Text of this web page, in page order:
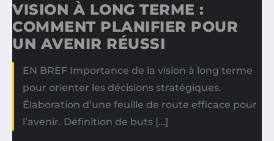
VISION À LONG TERME :
COMMENT PLANIFIER POUR
UN AVENIR RÉUSSI
EN BREF Importance de la vision à long terme
pour orienter les décisions stratégiques.
Élaboration d’une feuille de route efficace pour
l’avenir. Définition de buts […]